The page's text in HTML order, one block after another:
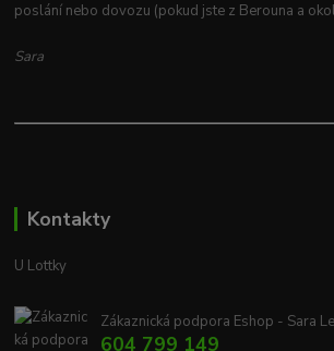
poslání nebo dovozu (pokud jste z Berouna a
Sara
Kontakty
U Lottky
Zákaznická podpora Eshop - Sara
604 799 149